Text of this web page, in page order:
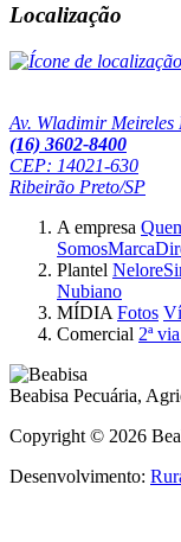
Localização
Av. Wladimir Meireles
(16) 3602-8400
CEP: 14021-630
Ribeirão Preto/SP
A empresa
SomosMarca
Plantel Nelore
Nubiano
MÍDIA Fotos
Comercial 2ª
Beabisa Pecuária,
Copyright © 2026
Desenvolvimento: